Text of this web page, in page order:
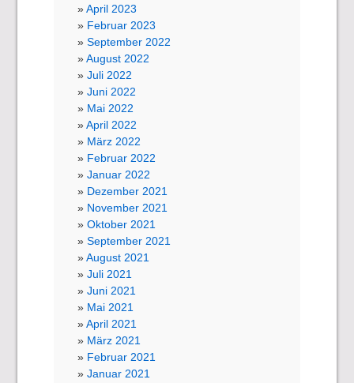
April 2023
Februar 2023
September 2022
August 2022
Juli 2022
Juni 2022
Mai 2022
April 2022
März 2022
Februar 2022
Januar 2022
Dezember 2021
November 2021
Oktober 2021
September 2021
August 2021
Juli 2021
Juni 2021
Mai 2021
April 2021
März 2021
Februar 2021
Januar 2021